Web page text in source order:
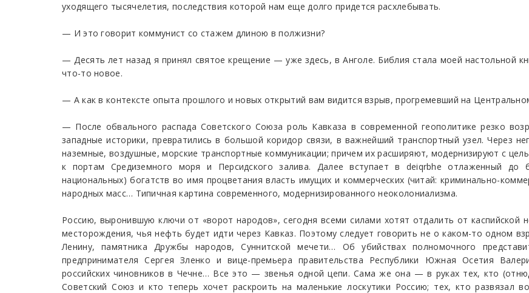
уходящего тысячелетия, последствия которой нам еще долго придется расхлебывать.
— И это говорит коммунист со стажем длиною в полжизни?
— Десять лет назад я принял святое крещение — уже здесь, в Анголе. Библия стала моей настольной
что-то новое.
— А как в контексте опыта прошлого и новых открытий вам видится взрыв, прогремевший на
— После обвального распада Советского Союза роль Кавказа в современной геополитике резко
западные историки, превратились в большой коридор связи, в важнейший транспортный узел. Через
наземные, воздушные, морские транспортные коммуникации; причем их расширяют, модернизируют с
к портам Средиземного моря и Персидского залива. Далее вступает в deiqrbhe отлаженный до
национальных) богатств во имя процветания власть имущих и коммерческих (читай: криминально-
народных масс… Типичная картина современного, модернизированного неоколониализма.
Россию, выронившую ключи от «ворот народов», сегодня всеми силами хотят отдалить от каспийской
месторождения, чья нефть будет идти через Кавказ. Поэтому следует говорить не о каком-то одном
Ленину, памятника Дружбы народов, Суннитской мечети… Об убийствах полномочного
предпринимателя Сергея Зленко и вице-премьера правительства Республики Южная Осетия
российских чиновников в Чечне… Все это — звенья одной цепи. Сама же она — в руках тех, кто
Советский Союз и кто теперь хочет раскроить на маленькие лоскутики Россию; тех, кто развязал